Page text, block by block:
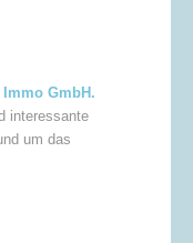
Immo GmbH.
interessante
um das